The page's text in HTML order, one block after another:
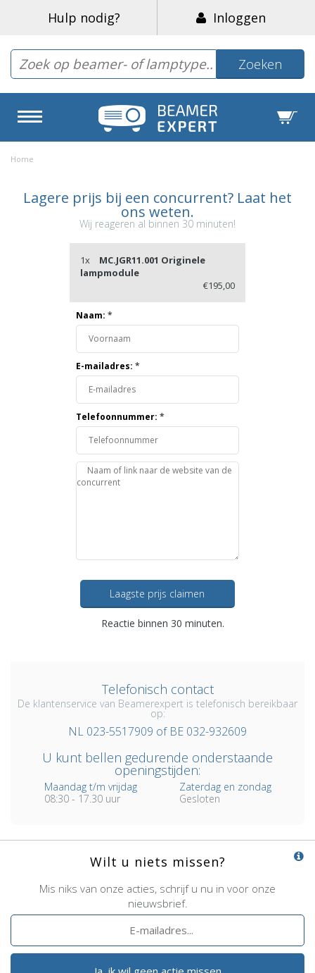
Hulp nodig? Inloggen
Zoeken
Home
Lagere prijs bij een concurrent? Laat het
ons weten.
Wij reageren al binnen 30 minuten!
1x
MC.JGR11.001 Originele
lampmodule
€195,00
Naam: *
E-mailadres: *
Telefoonnummer: *
Laagste prijs claimen
Reactie binnen 30 minuten.
Telefonisch contact
De klantenservice van Beamerexpert is telefonisch bereikbaar
op:
NL 023-5517909 of BE 032-932609
U kunt bellen gedurende onderstaande
openingstijden:
Maandag t/m vrijdag
08:30 - 17.30 uur
Zaterdag en zondag
Gesloten
Wilt u niets missen?
Mis niks van onze acties, schrijf u nu in voor onze
nieuwsbrief.